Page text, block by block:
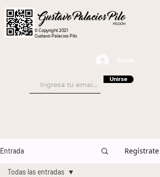
Iniciar sesión
© Copyright 2021
Gustavo Palacios Pilo
Unirse
Entrada Regístrate
Todas las entradas